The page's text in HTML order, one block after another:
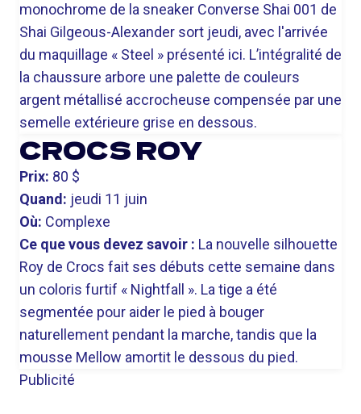
monochrome de la sneaker Converse Shai 001 de
Shai Gilgeous-Alexander sort jeudi, avec l'arrivée
du maquillage « Steel » présenté ici. L’intégralité de
la chaussure arbore une palette de couleurs
argent métallisé accrocheuse compensée par une
semelle extérieure grise en dessous.
CROCS ROY
Prix: 80 $
Quand: jeudi 11 juin
Où: Complexe
Ce que vous devez savoir : La nouvelle silhouette
Roy de Crocs fait ses débuts cette semaine dans
un coloris furtif « Nightfall ». La tige a été
segmentée pour aider le pied à bouger
naturellement pendant la marche, tandis que la
mousse Mellow amortit le dessous du pied.
Publicité